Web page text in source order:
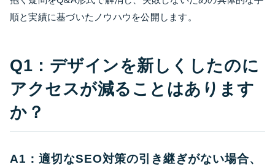
順と実績に基づいたノウハウを公開します。
Q1：デザインを新しくしたのに
アクセスが減ることはあります
か？
A1：適切なSEO対策の引き継ぎがない場合、